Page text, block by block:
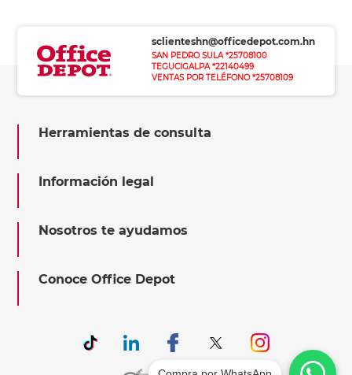
sclienteshn@officedepot.com.hn
SAN PEDRO SULA *25708100
TEGUCIGALPA *22140499
VENTAS POR TELÉFONO *25708109
Herramientas de consulta
Información legal
Nosotros te ayudamos
Conoce Office Depot